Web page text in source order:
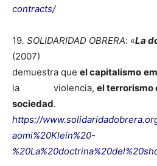
contracts/
19. SOLIDARIDAD OBRERA: «La
(2007)
demuestra que el capitalismo
la violencia, el terrorismo
sociedad.
https://
aomi%20Klein%20-